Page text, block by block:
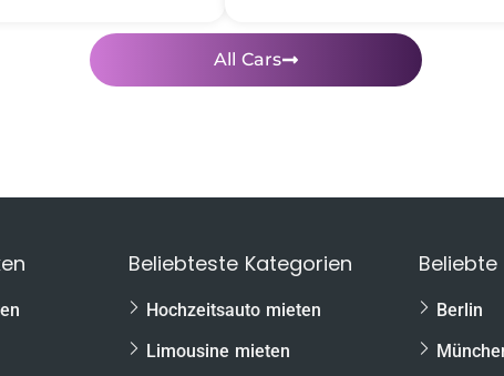
Rennstreckentraining im Porsche 911 GT3
Hand geben, das dir auch bei der Einlösung
Deshalb inkludieren wir bereits die
GT3 als Renntaxi
All Cars
Beliebteste Kategorien
Hochzeitsauto mieten
Limousine mieten
Berlin